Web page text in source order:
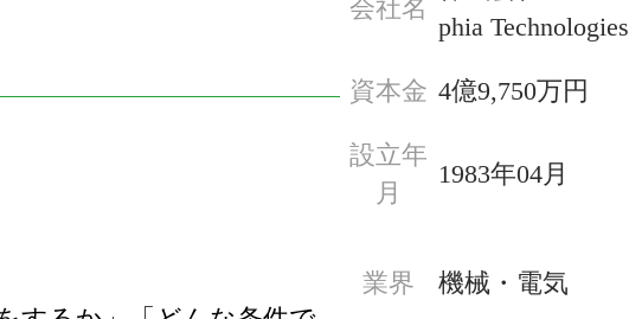
会社名
phia Technologies
資本金 4億9,750万円
設立年
月
1983年04月
業界 機械・電気